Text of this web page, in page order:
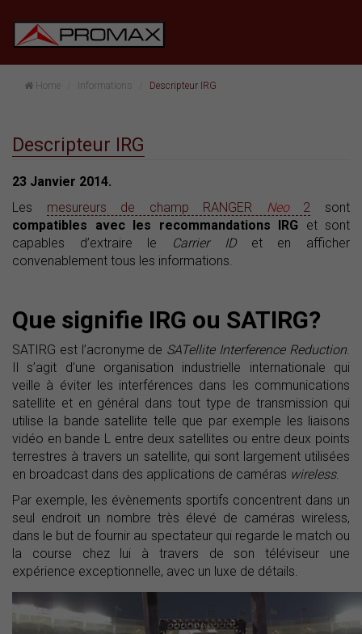
Home Informations Descripteur IRG
Descripteur IRG
23 Janvier 2014.
Les mesureurs de champ RANGER Neo2 sont
compatibles avec les recommandations IRG et sont
capables d’extraire le Carrier IDet en afficher
convenablement tous les informations.
Que signifie IRG ou SATIRG?
SATIRG est l’acronyme de SATellite Interference Reduction.
Il s’agit d’une organisation industrielle internationale qui
veille à éviter les interférences dans les communications
satellite et en général dans tout type de transmission qui
utilise la bande satellite telle que par exemple les liaisons
vidéo en bande L entre deux satellites ou entre deux points
terrestres à travers un satellite, qui sont largement utilisées
en broadcast dans des applications de caméras wireless.
Par exemple, les évènements sportifs concentrent dans un
seul endroit un nombre très élevé de caméras wireless,
dans le but de fournir au spectateur qui regarde le match ou
la course chez lui à travers de son téléviseur une
expérience exceptionnelle, avec un luxe de détails.